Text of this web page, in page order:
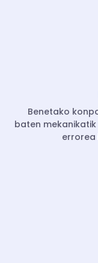
Benetako
baten
errorea